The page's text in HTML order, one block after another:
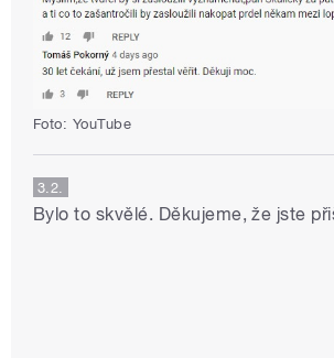
Foto: YouTube
3.2.
Bylo to skvělé. Děkujeme, že jste